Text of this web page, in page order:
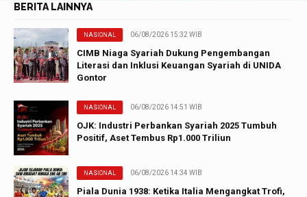
BERITA LAINNYA
NASIONAL 06/08/2026 15:32 WIB
CIMB Niaga Syariah Dukung Pengembangan
Literasi dan Inklusi Keuangan Syariah di UNIDA
Gontor
NASIONAL 06/08/2026 14:51 WIB
OJK: Industri Perbankan Syariah 2025 Tumbuh
Positif, Aset Tembus Rp1.000 Triliun
NASIONAL 06/08/2026 14:34 WIB
Piala Dunia 1938: Ketika Italia Mengangkat Trofi,